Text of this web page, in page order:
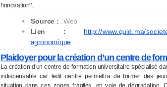
l'innovation''.
Source :
.Web
Lien : http://www.quid.ma/
agronomique
Plaidoyer pour la création d’un centre de
La création d’un centre de formation universitaire spécialisé
indispensable car ledit centre permettra de former des
situation dans ces zones fragiles, en voie de dégradation.